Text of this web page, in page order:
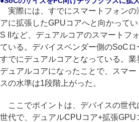
実際には、すでにスマートフォンの
アに拡張したGPUコアへと向かって
S IIなど、デュアルコアのスマートフ
ている。デバイスベンダー側のSoC
すでにデュアルコアとなっている。
デュアルコアになったことで、スマ
スの水準は1段階上がった。
ここでポイントは、デバイスの世代
世代で、デュアルCPUコア+拡張GPU